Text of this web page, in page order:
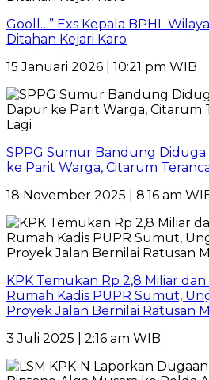
Gooll…” Exs Kepala BPHL
Ditahan Kejari Karo
15 Januari 2026 | 10:21 pm WIB
SPPG Sumur Bandung
ke Parit Warga, Citarum
18 November 2025 | 8:16 am
KPK Temukan Rp 2,8 Miliar
Rumah Kadis PUPR Sumut,
Proyek Jalan Bernilai Ratusan
3 Juli 2025 | 2:16 am WIB